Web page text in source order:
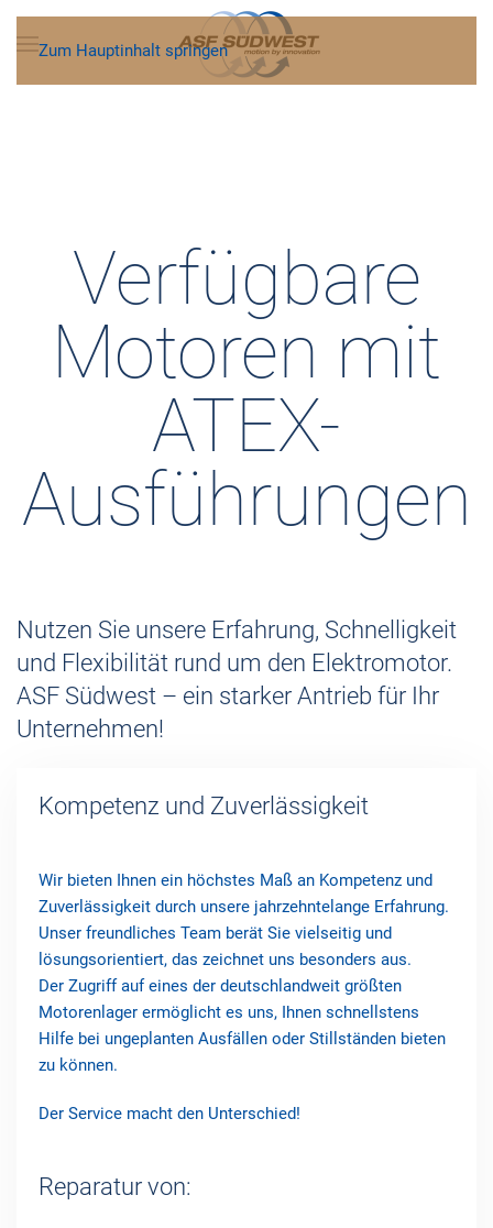
Zum Hauptinhalt springen
Verfügbare
Motoren mit
ATEX-
Ausführungen
Nutzen Sie unsere Erfahrung, Schnelligkeit
und Flexibilität rund um den Elektromotor.
ASF Südwest – ein starker Antrieb für Ihr
Unternehmen!
Kompetenz und Zuverlässigkeit
Wir bieten Ihnen ein höchstes Maß an Kompetenz und
Zuverlässigkeit durch unsere jahrzehntelange Erfahrung.
Unser freundliches Team berät Sie vielseitig und
lösungsorientiert, das zeichnet uns besonders aus.
Der Zugriff auf eines der deutschlandweit größten
Motorenlager ermöglicht es uns, Ihnen schnellstens
Hilfe bei ungeplanten Ausfällen oder Stillständen bieten
zu können.
Der Service macht den Unterschied!
Reparatur von: